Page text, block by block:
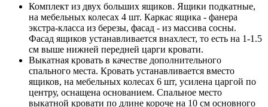
Комплект из двух больших ящиков. Ящики подкатные,
на мебельных колесах 4 шт. Каркас ящика - фанера
экстра-класса из березы, фасад - из массива сосны.
Фасад ящиков устанавливается внахлест, то есть на 1-1.5
см выше нижней передней царги кровати.
Выкатная кровать в качестве дополнительного
спального места. Кровать устанавливается вместо
ящиков, на мебельных колесах 6 шт, усилена царгой по
центру, оснащена основанием. Спальное место
выкатной кровати по длине короче на 10 см основного